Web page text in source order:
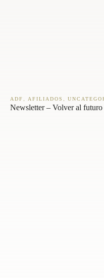
ADF , AFILIADOS ,
Newsletter – Volver al